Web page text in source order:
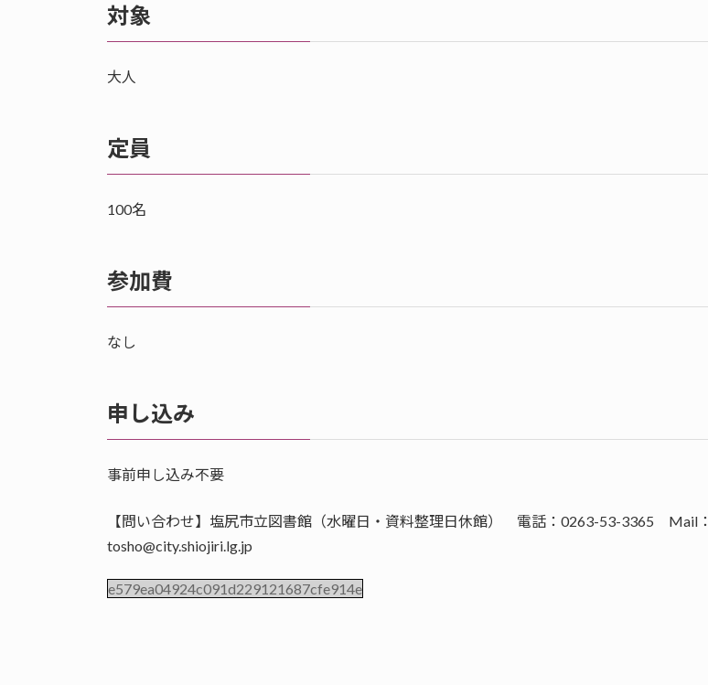
対象
大人
定員
100名
参加費
なし
申し込み
事前申し込み不要
【問い合わせ】塩尻市立図書館（水曜日・資料整理日休館） 電話：0263-53-3365 Mail：
tosho@city.shiojiri.lg.jp
e579ea04924c091d229121687cfe914e